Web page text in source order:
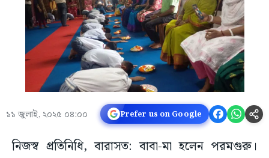
১১ জুলাই, ২০২৫ ০৪:০০ Prefer us on Google
নিজস্ব প্রতিনিধি, বারাসত: বাবা-মা হলেন পরমগুরু।